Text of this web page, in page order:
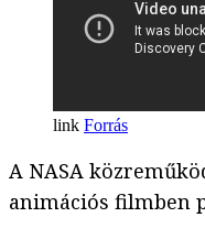
Forrás
A NASA
animációs filmben